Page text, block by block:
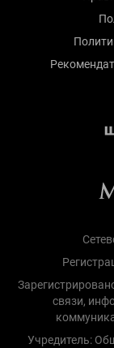
связи,
Учредитель: